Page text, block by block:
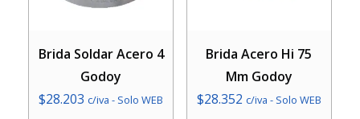
Brida Soldar Acero 4
Godoy
$28.203 c/iva - Solo WEB
Brida Acero Hi 75
Mm Godoy
$28.352 c/iva - Solo WEB